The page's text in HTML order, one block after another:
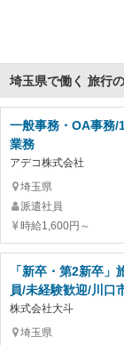
埼玉県で働く 旅行
一般事務・OA事務/
業務
アデコ株式会社
埼玉県
派遣社員
時給1,600円～
「新卒・第2新卒
員/未経験歓迎/川口
株式会社大斗
埼玉県